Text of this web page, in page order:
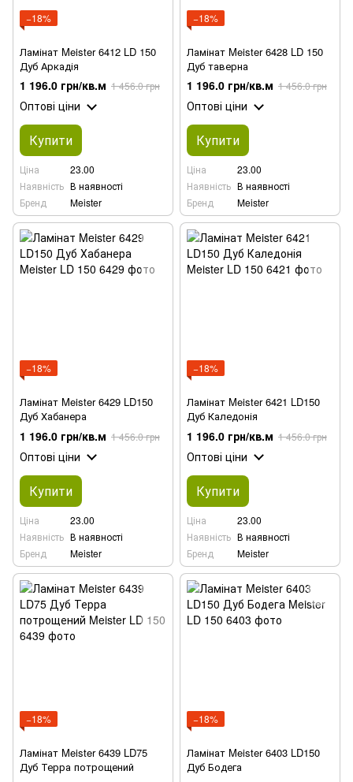
−18%
Ламінат Meister 6412 LD 150
Дуб Аркадія
1 196.0 грн/кв.м 1 456.0 грн
Оптові ціни
Купити
Ціна
23.00
Наявність В наявності
Бренд
Meister
−18%
Ламінат Meister 6428 LD 150
Дуб таверна
1 196.0 грн/кв.м 1 456.0 грн
Оптові ціни
Купити
Ціна
23.00
Наявність В наявності
Бренд
Meister
−18%
Ламінат Meister 6429 LD150
Дуб Хабанера
1 196.0 грн/кв.м 1 456.0 грн
Оптові ціни
Купити
Ціна
23.00
Наявність В наявності
Бренд
Meister
−18%
Ламінат Meister 6421 LD150
Дуб Каледонія
1 196.0 грн/кв.м 1 456.0 грн
Оптові ціни
Купити
Ціна
23.00
Наявність В наявності
Бренд
Meister
−18%
Ламінат Meister 6439 LD75
Дуб Терра потрощений
−18%
Ламінат Meister 6403 LD150
Дуб Бодега